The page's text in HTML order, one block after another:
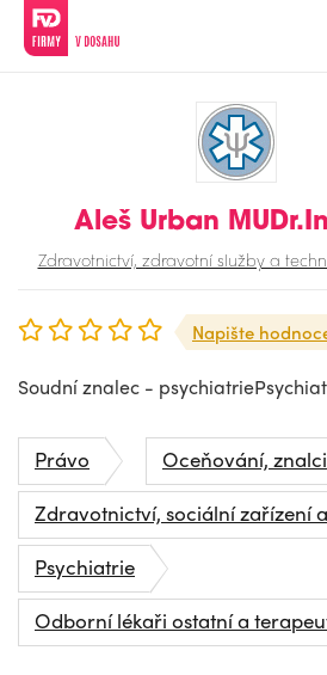
Aleš Urban
Zdravotnictví, zdravotní služby a
Napište
Soudní znalec -
Právo
Oceňování, znalci
Zdravotnictví, sociální zařízení
Psychiatrie
Odborní lékaři ostatní a